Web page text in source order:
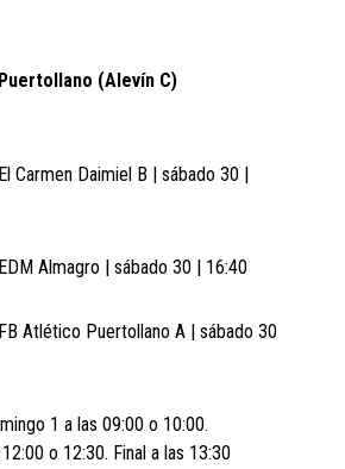
(Alevín C)
Carmen Daimiel B | sábado 30 |
Almagro | sábado 30 | 16:40
Atlético Puertollano A | sábado 30
1 a las 09:00 o 10:00.
o 12:30. Final a las 13:30